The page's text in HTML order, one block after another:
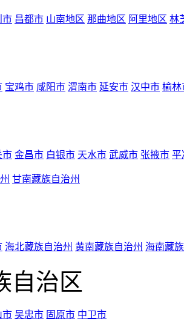
市 昌都市 山南地区 那曲地区 阿里地区 林
宝鸡市 咸阳市 渭南市 延安市 汉中市 榆林
市 金昌市 白银市 天水市 武威市 张掖市 平
甘南藏族自治州
海北藏族自治州 黄南藏族自治州 海南藏
自治区
市 吴忠市 固原市 中卫市